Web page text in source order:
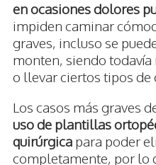
en ocasiones dolores
impiden caminar
graves, incluso se
monten, siendo
o llevar ciertos tipos de
Los casos más graves
uso de plantillas
quirúrgica para poder
completamente, por lo